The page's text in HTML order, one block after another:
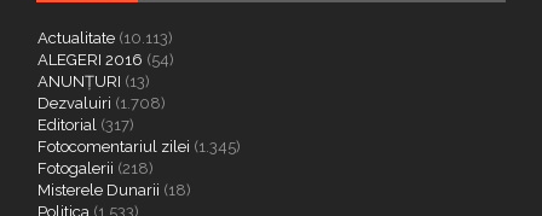
Actualitate (10.113)
ALEGERI 2016 (54)
ANUNȚURI (13)
Dezvaluiri (1.708)
Editorial (317)
Fotocomentariul zilei (1.345)
Fotogalerii (218)
Misterele Dunarii (18)
Politica (1.533)